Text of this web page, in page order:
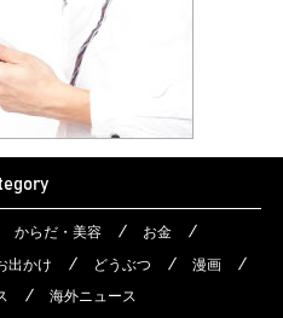
からだ・美容
お金
出かけ どうぶつ
漫画
海外ニュース